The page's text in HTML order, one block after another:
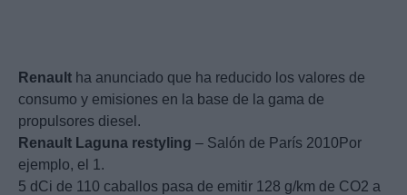
Renault ha anunciado que ha reducido los valores de
consumo y emisiones en la base de la gama de
propulsores diesel.
Renault Laguna restyling – Salón de París 2010Por
ejemplo, el 1.
5 dCi de 110 caballos pasa de emitir 128 g/km de CO2 a